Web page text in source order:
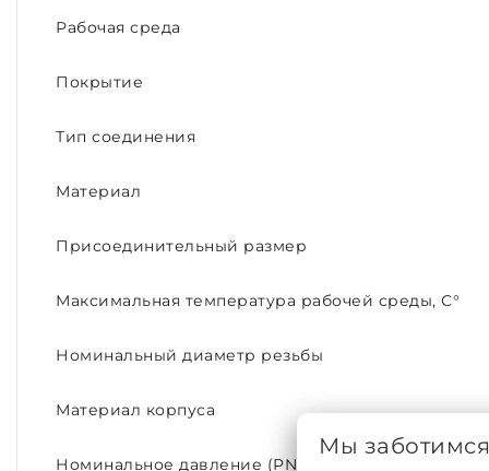
Рабочая среда
Покрытие
Тип соединения
Материал
Присоединительный размер
Максимальная температура рабочей среды, С°
Номинальный диаметр резьбы
Материал корпуса
Номинальное давление (PN)
Мы